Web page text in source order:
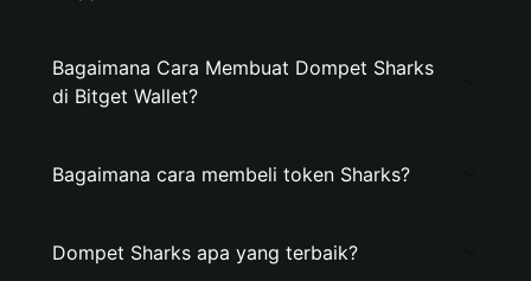
Bagaimana Cara Membuat Dompet Sharks
di Bitget Wallet?
Bagaimana cara membeli token Sharks?
Dompet Sharks apa yang terbaik?